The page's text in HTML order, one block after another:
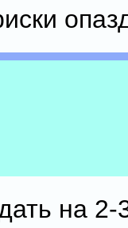
на 2-